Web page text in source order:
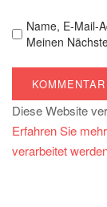
Name, E-Mail-
Meinen
Diese Website
Erfahren Sie
verarbeitet